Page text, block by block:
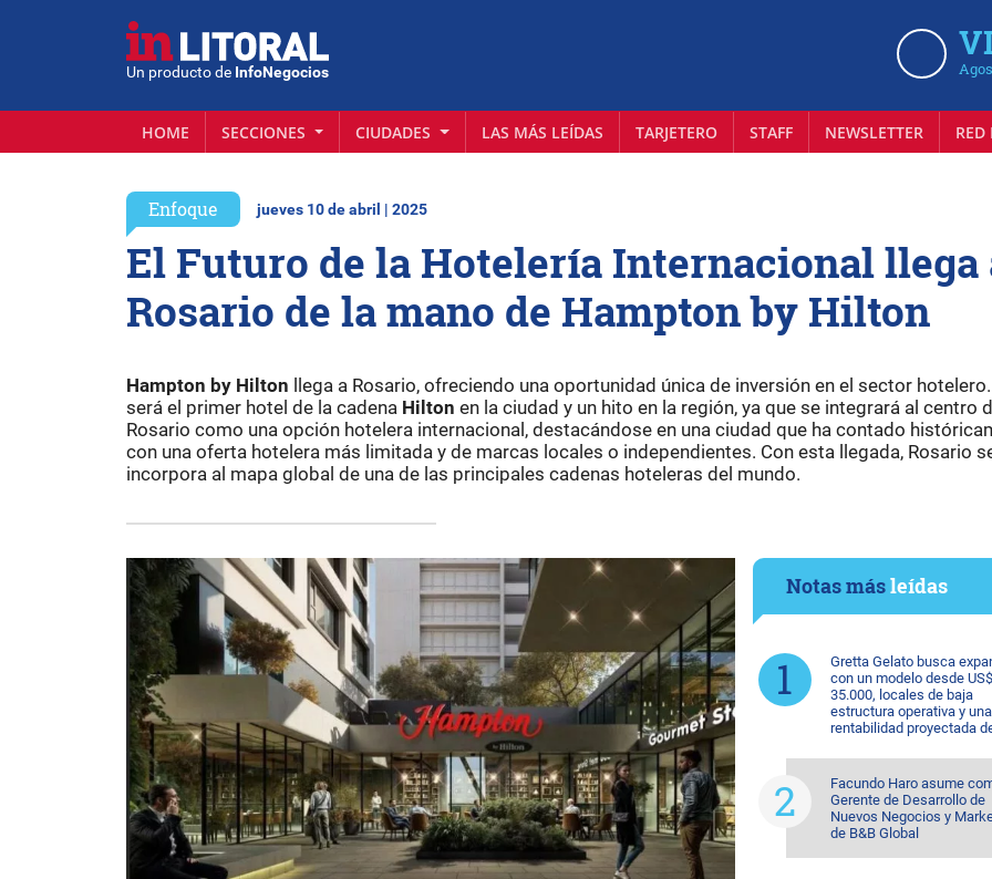
Un producto de InfoNegocios
HOME SECCIONES CIUDADES LAS MÁS LEÍDAS TARJETERO STAFF NEWSLETTER
Enfoque jueves 10 de abril | 2025
El Futuro de la Hotelería Internacional llega
Rosario de la mano de Hampton by Hilton
Hampton by Hilton llega a Rosario, ofreciendo una oportunidad única de inversión en el sector
será el primer hotel de la cadena Hilton en la ciudad y un hito en la región, ya que se integrará al centro
Rosario como una opción hotelera internacional, destacándose en una ciudad que ha contado
con una oferta hotelera más limitada y de marcas locales o independientes. Con esta llegada, Rosario
incorpora al mapa global de una de las principales cadenas hoteleras del mundo.
Notas másleídas
Gretta Gelato busca
con un modelo desde US$
35.000, locales de baja
estructura operativa y una
rentabilidad proyectada
Facundo Haro asume
Gerente de Desarrollo de
Nuevos Negocios y
de B&B Global